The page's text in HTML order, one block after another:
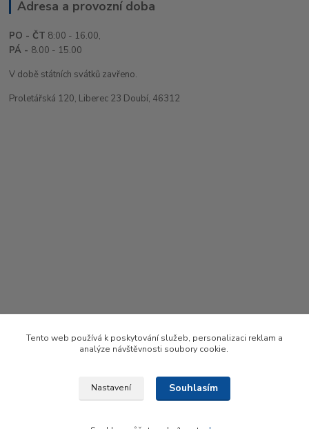
Adresa a provozní doba
PO - ČT 8:00 - 16.00,
PÁ - 8.00 - 15.00
V době státních svátků zavřeno.
Proletářská 120, Liberec 23 Doubí, 46312
Upravit sběr cookies.
Tento web používá k poskytování služeb, personalizaci reklam a
analýze návštěvnosti soubory cookie.
Nastavení Souhlasím